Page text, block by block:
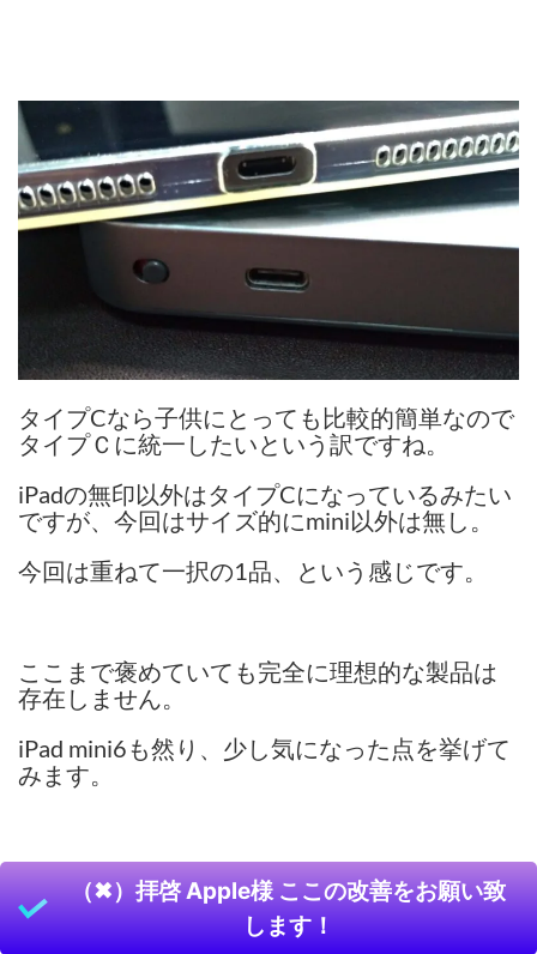
タイプCなら子供にとっても比較的簡単なので
タイプＣに統一したいという訳ですね。
iPadの無印以外はタイプCになっているみたい
ですが、今回はサイズ的にmini以外は無し。
今回は重ねて一択の1品、という感じです。
ここまで褒めていても完全に理想的な製品は
存在しません。
iPad mini6も然り、少し気になった点を挙げて
みます。
（✖）拝啓 Apple様 ここの改善をお願い致
します！